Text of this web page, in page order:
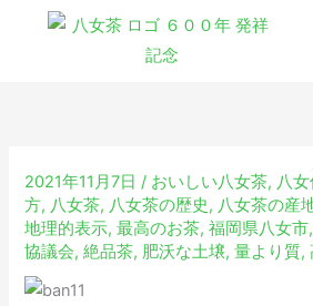
2021年11月7日 / おいしい八女茶, 八
方, 八女茶, 八女茶の歴史, 八女茶の産
地理的表示,最高のお茶,福岡県八女市
協議会,絶品茶, 肥沃な土壌,量より質,